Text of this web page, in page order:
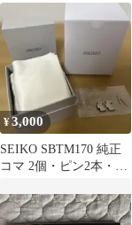
¥3,000
SEIKO SBTM170 純正
コマ 2個・ピン2本・外